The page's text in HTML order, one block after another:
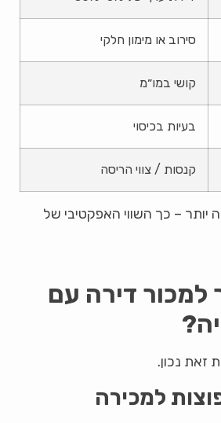
סירוב או מימון חלקי
קושי במו״מ
בעיות בכיסוי
קנסות / צווי הריסה
יותר – כך השווי האפקטיבי של
דירה עם
זאת נכון.
למכירה